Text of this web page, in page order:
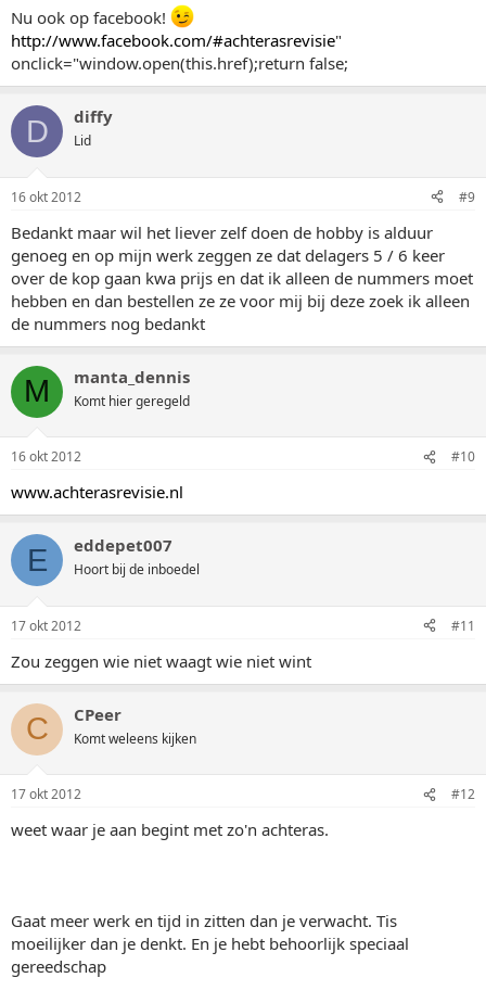
Nu ook op facebook!
http://www.facebook.com/#achterasrevisie"
onclick="window.open(this.href);return false;
D diffy
Lid
16 okt 2012 #9
Bedankt maar wil het liever zelf doen de hobby is alduur
genoeg en op mijn werk zeggen ze dat delagers 5 / 6 keer
over de kop gaan kwa prijs en dat ik alleen de nummers moet
hebben en dan bestellen ze ze voor mij bij deze zoek ik alleen
de nummers nog bedankt
M manta_dennis
Komt hier geregeld
16 okt 2012 #10
www.achterasrevisie.nl
E eddepet007
Hoort bij de inboedel
17 okt 2012 #11
Zou zeggen wie niet waagt wie niet wint
C CPeer
Komt weleens kijken
17 okt 2012 #12
weet waar je aan begint met zo'n achteras.
Gaat meer werk en tijd in zitten dan je verwacht. Tis
moeilijker dan je denkt. En je hebt behoorlijk speciaal
gereedschap